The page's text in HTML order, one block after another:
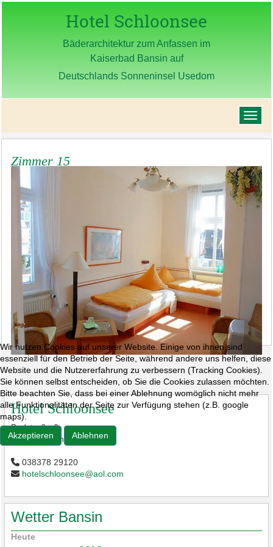
Hotel Schloonsee
Bäderarchitektur zum Anfassen im
Kaiserbad Bansin auf
Deutschlands Sonneninsel Usedom
Zimmer 15
Hotel Schloonsee
Badstraße 2
17429 Bansin
038378 29120
hotelschloonsee@aol.com
Wetter Bansin
Heute
Wir nutzen Cookies auf unserer Website. Einige von ihnen sind
essenziell für den Betrieb der Seite, während andere uns helfen, diese
Website und die Nutzererfahrung zu verbessern (Tracking Cookies).
Sie können selbst entscheiden, ob Sie die Cookies zulassen möchten.
Bitte beachten Sie, dass bei einer Ablehnung womöglich nicht mehr
alle Funktionalitäten der Seite zur Verfügung stehen (z.B. google
maps).
Akzeptieren
Ablehnen